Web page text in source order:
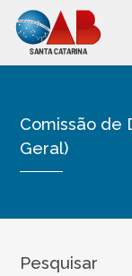
Comissão de
Geral)
Pesquisar